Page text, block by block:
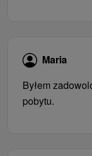
Maria
Byłem
pobytu.